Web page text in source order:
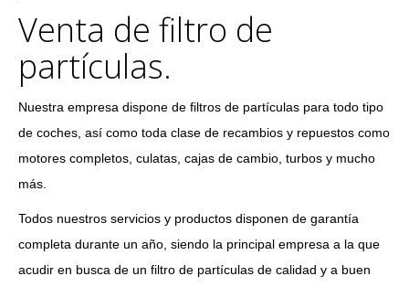
Venta de filtro de
partículas.
Nuestra empresa dispone de filtros de partículas para todo tipo
de coches, así como toda clase de recambios y repuestos como
motores completos, culatas, cajas de cambio, turbos y mucho
más.
Todos nuestros servicios y productos disponen de garantía
completa durante un año, siendo la principal empresa a la que
acudir en busca de un filtro de partículas de calidad y a buen